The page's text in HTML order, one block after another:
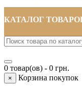
КАТАЛОГ
0 товар(ов) - 0 грн.
× Корзина покупок